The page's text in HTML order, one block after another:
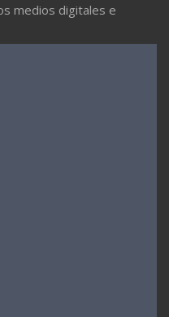
medios digitales e